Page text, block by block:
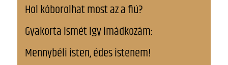
Hol kóborolhat most az a fiú?
Gyakorta ismét igy imádkozám:
Mennybéli isten, édes istenem!